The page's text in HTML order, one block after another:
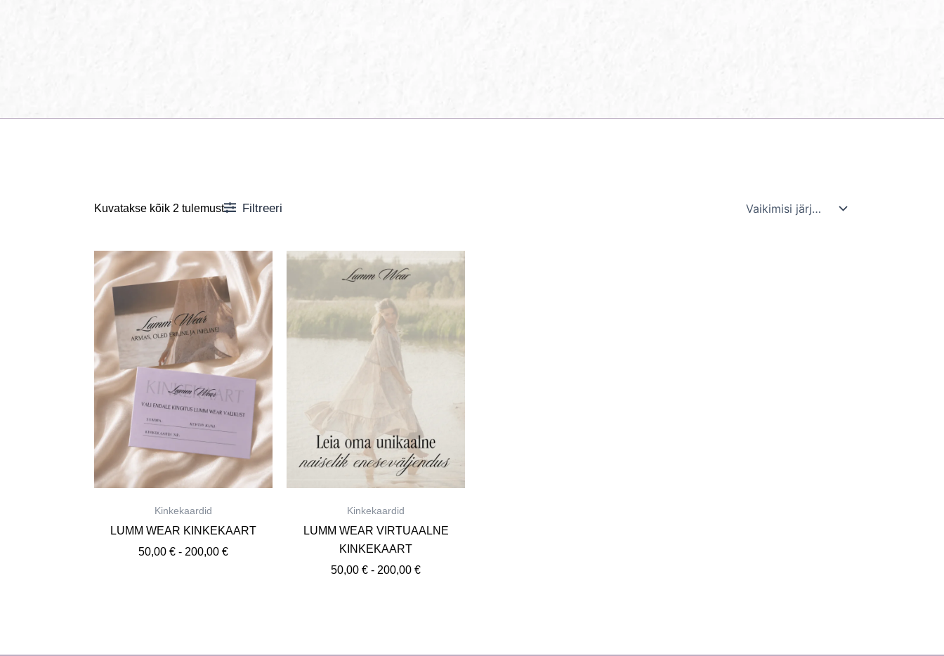
Kuvatakse kõik 2 tulemust Filtreeri
Kinkekaardid
LUMM WEAR KINKEKAART
50,00€ - 200,00€
Kinkekaardid
LUMM WEAR VIRTUAALNE
KINKEKAART
50,00€ - 200,00€